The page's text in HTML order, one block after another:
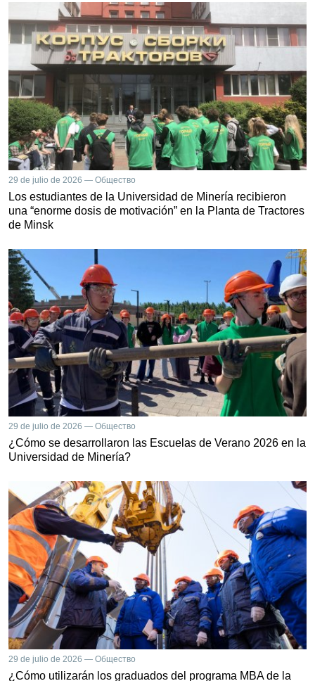
29 de julio de 2026 — Общество
Los estudiantes de la Universidad de Minería recibieron
una “enorme dosis de motivación” en la Planta de Tractores
de Minsk
29 de julio de 2026 — Общество
¿Cómo se desarrollaron las Escuelas de Verano 2026 en la
Universidad de Minería?
29 de julio de 2026 — Общество
¿Cómo utilizarán los graduados del programa MBA de la